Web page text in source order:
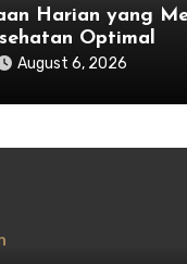
Harian yang
Optimal
August 6, 2026